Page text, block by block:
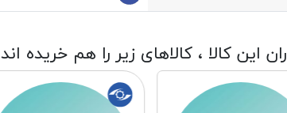
این کالا ، کالاهای زیر را هم خریده اند